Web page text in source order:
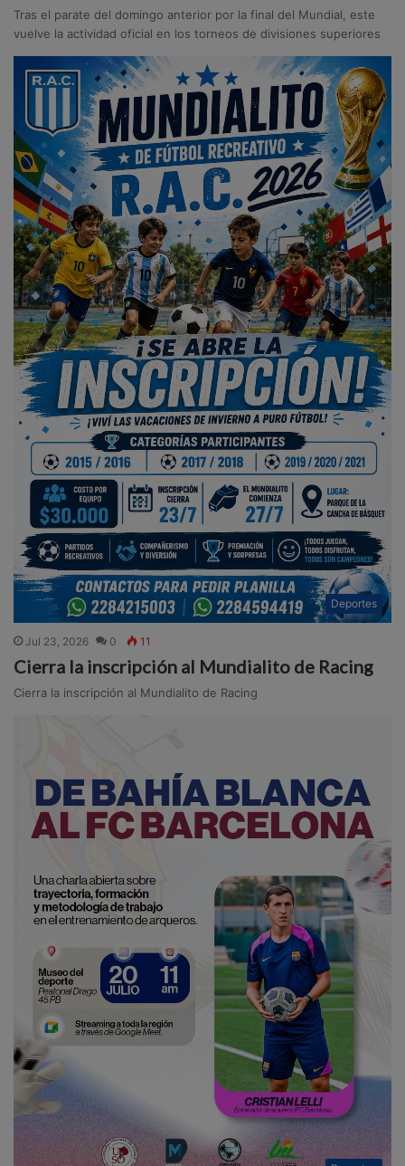
Tras el parate del domingo anterior por la final del Mundial, este
vuelve la actividad oficial en los torneos de divisiones superiores
Deportes
Jul 23, 2026 0 11
Cierra la inscripción al Mundialito de Racing
Cierra la inscripción al Mundialito de Racing